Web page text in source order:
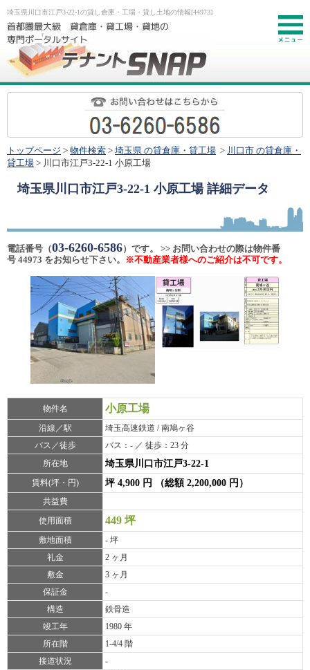
埼玉県川口市江戸3-22-1の貸し倉庫・工場・貸し土地の情報[44973]
トップページ > 物件検索 > 埼玉県 の貸倉庫・貸工場 > 川口市 の貸倉庫・
貸工場 > 川口市江戸3-22-1 小原工場
埼玉県川口市江戸3-22-1 小原工場詳細データ
電話番号（03-6260-6586）です。 >> お問い合わせの際は物件番
号 44973 をお知らせ下さい。
※不動産業者様へのご紹介は不可です。
物件名 小原工場
沿線／駅
埼玉高速鉄道 / 南鳩ヶ谷
バス／徒歩
バス：- ／ 徒歩：23 分
所在地
埼玉県川口市江戸3-22-1
賃料(坪・円) 坪 4,900 円 （総額 2,200,000 円）
共益費
使用面積
449 坪
敷地面積
- 坪
礼金
2 ヶ月
敷金
3 ヶ月
保証金
-
構造
鉄骨造
竣工年
1980 年
所在階
1-4/4 階
接道状況
-